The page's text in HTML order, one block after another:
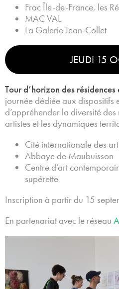
Frac Île-de-France, les
MAC VAL
La Galerie Jean-Collet
JEUDI 15
Tour d’horizon des
journée dédiée aux dispositifs
d’appréhender la diversité des
artistes et les dynamiques
Cité internationale des
Abbaye de Maubuisson
Centre d’art
supérette
Inscription à partir du 15
En partenariat avec le réseau